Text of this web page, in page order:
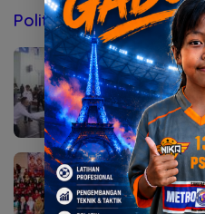
Politik & Pemerintahan
Agustus 6, 2026
Lomba
di Mojokerto
Agustus 5, 2026
Sekolah
DPRD